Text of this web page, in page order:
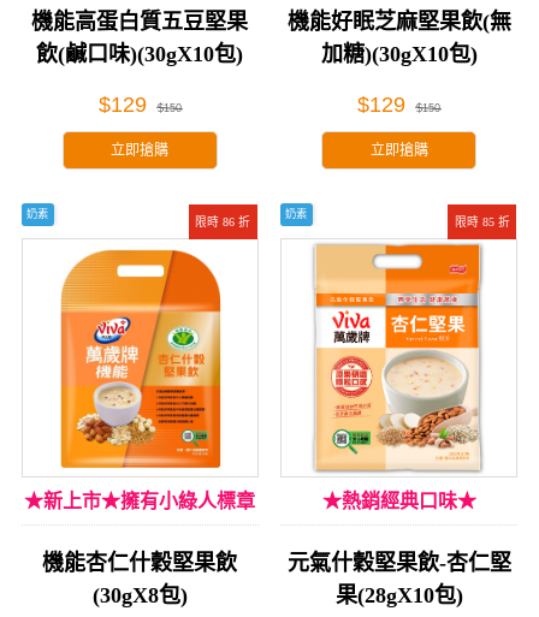
機能高蛋白質五豆堅果
飲(鹹口味)(30gX10包)
$129 $150
立即搶購
機能好眠芝麻堅果飲(無
加糖)(30gX10包)
$129 $150
立即搶購
限時 86 折
奶素
★新上市★擁有小綠人標章
機能杏仁什穀堅果飲
(30gX8包)
限時 85 折
奶素
★熱銷經典口味★
元氣什穀堅果飲-杏仁堅
果(28gX10包)